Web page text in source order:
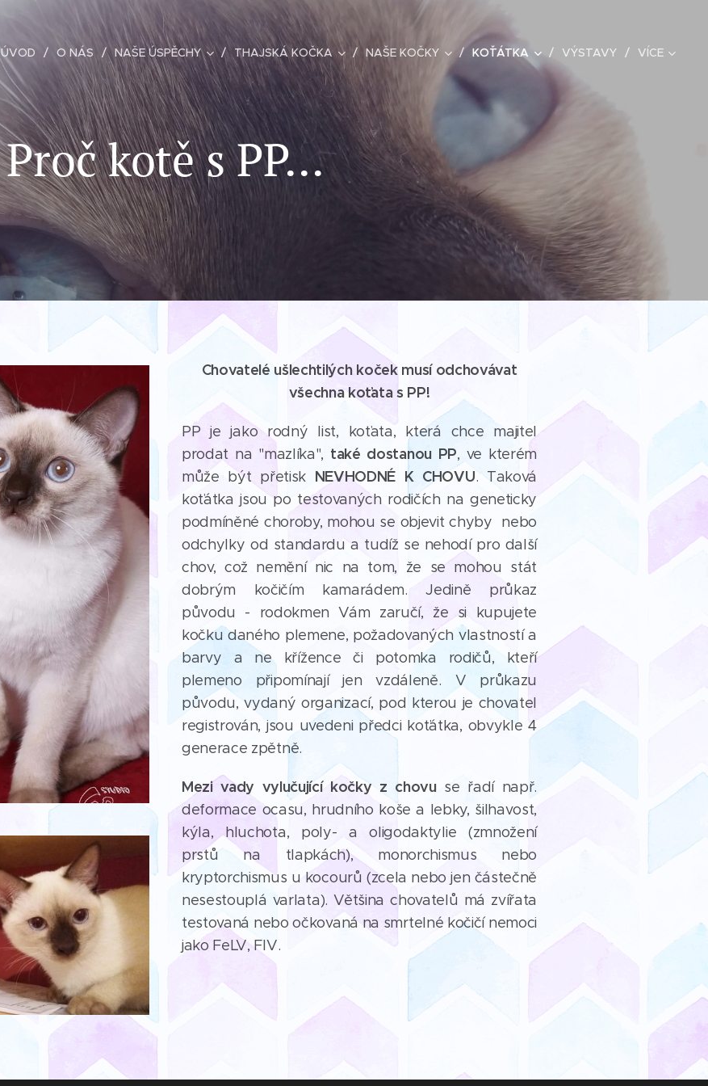
ÚVOD O NÁS NAŠE ÚSPĚCHY THAJSKÁ KOČKA NAŠE KOČKY KOŤÁTKA VÝSTAVY VÍCE
Proč kotě s PP...
.
Chovatelé ušlechtilých koček musí odchovávat
všechna koťata s PP!
PP je jako rodný list, koťata, která chce majitel
prodat na "mazlíka", také dostanou PP, ve kterém
může být přetisk NEVHODNÉ K CHOVU. Taková
koťátka jsou po testovaných rodičích na geneticky
podmíněné choroby, mohou se objevit chyby nebo
odchylky od standardu a tudíž se nehodí pro další
chov, což nemění nic na tom, že se mohou stát
dobrým kočičím kamarádem. Jedině průkaz
původu - rodokmen Vám zaručí, že si kupujete
kočku daného plemene, požadovaných vlastností a
barvy a ne křížence či potomka rodičů, kteří
plemeno připomínají jen vzdáleně. V průkazu
původu, vydaný organizací, pod kterou je chovatel
registrován, jsou uvedeni předci koťátka, obvykle 4
generace zpětně.
Mezi vady vylučující kočky z chovuse řadí např.
deformace ocasu, hrudního koše a lebky, šilhavost,
kýla, hluchota, poly- a oligodaktylie (zmnožení
prstů na tlapkách), monorchismus nebo
kryptorchismus u kocourů (zcela nebo jen částečně
nesestouplá varlata). Většina chovatelů má zvířata
testovaná nebo očkovaná na smrtelné kočičí nemoci
jako FeLV, FIV.